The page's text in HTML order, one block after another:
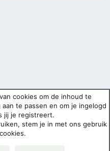
cookies om de inhoud te
te passen en om je ingelogd
jij je registreert.
stem je in met ons gebruik